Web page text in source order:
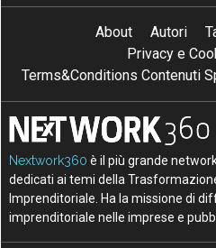
About Autori
Privacy e
Terms&Conditions Contenuti
Nextwork360 è il più grande
dedicati ai temi della
Imprenditoriale. Ha la missione di
imprenditoriale nelle imprese e